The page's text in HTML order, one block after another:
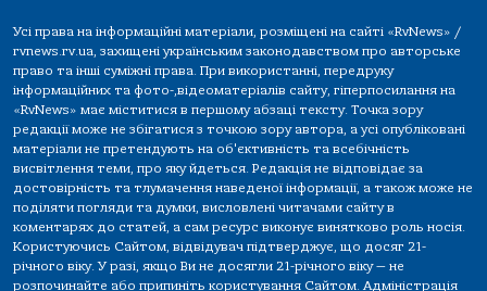
Усі права на інформаційні матеріали, розміщені на сайті «RvNews» /
rvnews.rv.ua, захищені українським законодавством про авторське
право та інші суміжні права. При використанні, передруку
інформаційних та фото-,відеоматеріалів сайту, гіперпосилання на
«RvNews» має міститися в першому абзаці тексту. Точка зору
редакції може не збігатися з точкою зору автора, а усі опубліковані
матеріали не претендують на об'єктивність та всебічність
висвітлення теми, про яку йдеться. Редакція не відповідає за
достовірність та тлумачення наведеної інформації, а також може не
поділяти погляди та думки, висловлені читачами сайту в
коментарях до статей, а сам ресурс виконує винятково роль носія.
Користуючись Сайтом, відвідувач підтверджує, що досяг 21-
річного віку. У разі, якщо Ви не досягли 21-річного віку — не
розпочинайте або припиніть користування Сайтом. Адміністрація